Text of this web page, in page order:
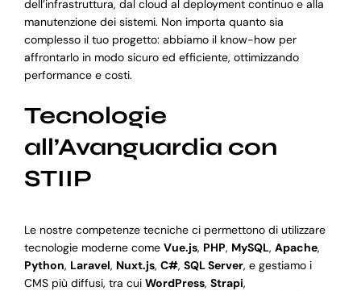
dell’infrastruttura, dal cloud al deployment continuo e alla
manutenzione dei sistemi. Non importa quanto sia
complesso il tuo progetto: abbiamo il know-how per
affrontarlo in modo sicuro ed efficiente, ottimizzando
performance e costi.
Tecnologie
all’Avanguardia con
STIIP
Le nostre competenze tecniche ci permettono di utilizzare
tecnologie moderne come Vue.js, PHP, MySQL, Apache,
Python, Laravel, Nuxt.js, C#, SQL Server, e gestiamo i
CMS più diffusi, tra cui WordPress, Strapi,